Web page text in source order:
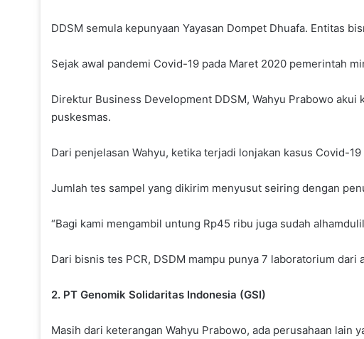
DDSM semula kepunyaan Yayasan Dompet Dhuafa. Entitas
Sejak awal pandemi Covid-19 pada Maret 2020 pemerintah
Direktur Business Development DDSM, Wahyu Prabowo
puskesmas.
Dari penjelasan Wahyu, ketika terjadi lonjakan kasus Covid-
Jumlah tes sampel yang dikirim menyusut seiring dengan
“Bagi kami mengambil untung Rp45 ribu juga sudah
Dari bisnis tes PCR, DSDM mampu punya 7 laboratorium dari
2. PT Genomik Solidaritas Indonesia (GSI)
Masih dari keterangan Wahyu Prabowo, ada perusahaan